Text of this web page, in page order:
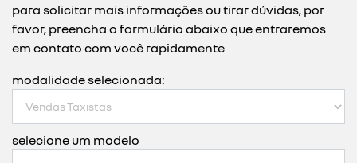
para solicitar mais informações ou tirar dúvidas, por
favor, preencha o formulário abaixo que entraremos
em contato com você rapidamente
modalidade selecionada:
selecione um modelo